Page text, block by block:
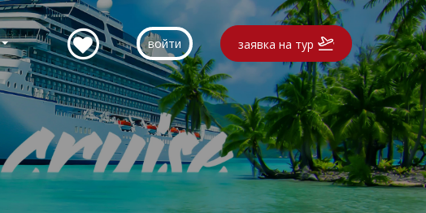
войти заявка на тур